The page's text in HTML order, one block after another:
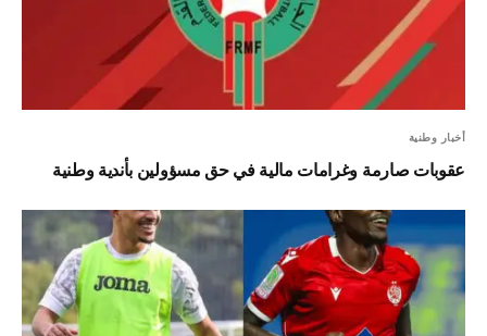
أخبار وطنية
عقوبات صارمة وغرامات مالية في حق مسؤولين بأندية وطنية